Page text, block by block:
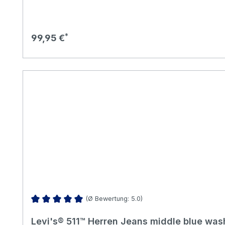
Regulärer Preis:
99,95 €
(Ø Bewertung: 5.0)
Levi's® 511™ Herren Jeans middle blue